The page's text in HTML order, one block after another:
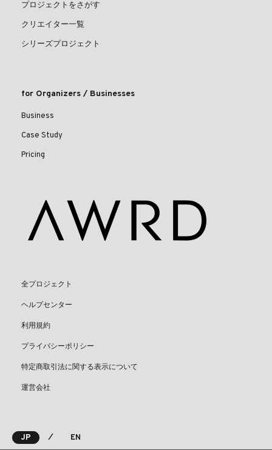
プロジェクトをさがす
クリエイター一覧
シリーズプロジェクト
for Organizers / Businesses
Business
Case Study
Pricing
全プロジェクト
ヘルプセンター
利用規約
プライバシーポリシー
特定商取引法に関する表示について
運営会社
JP ⁄ EN